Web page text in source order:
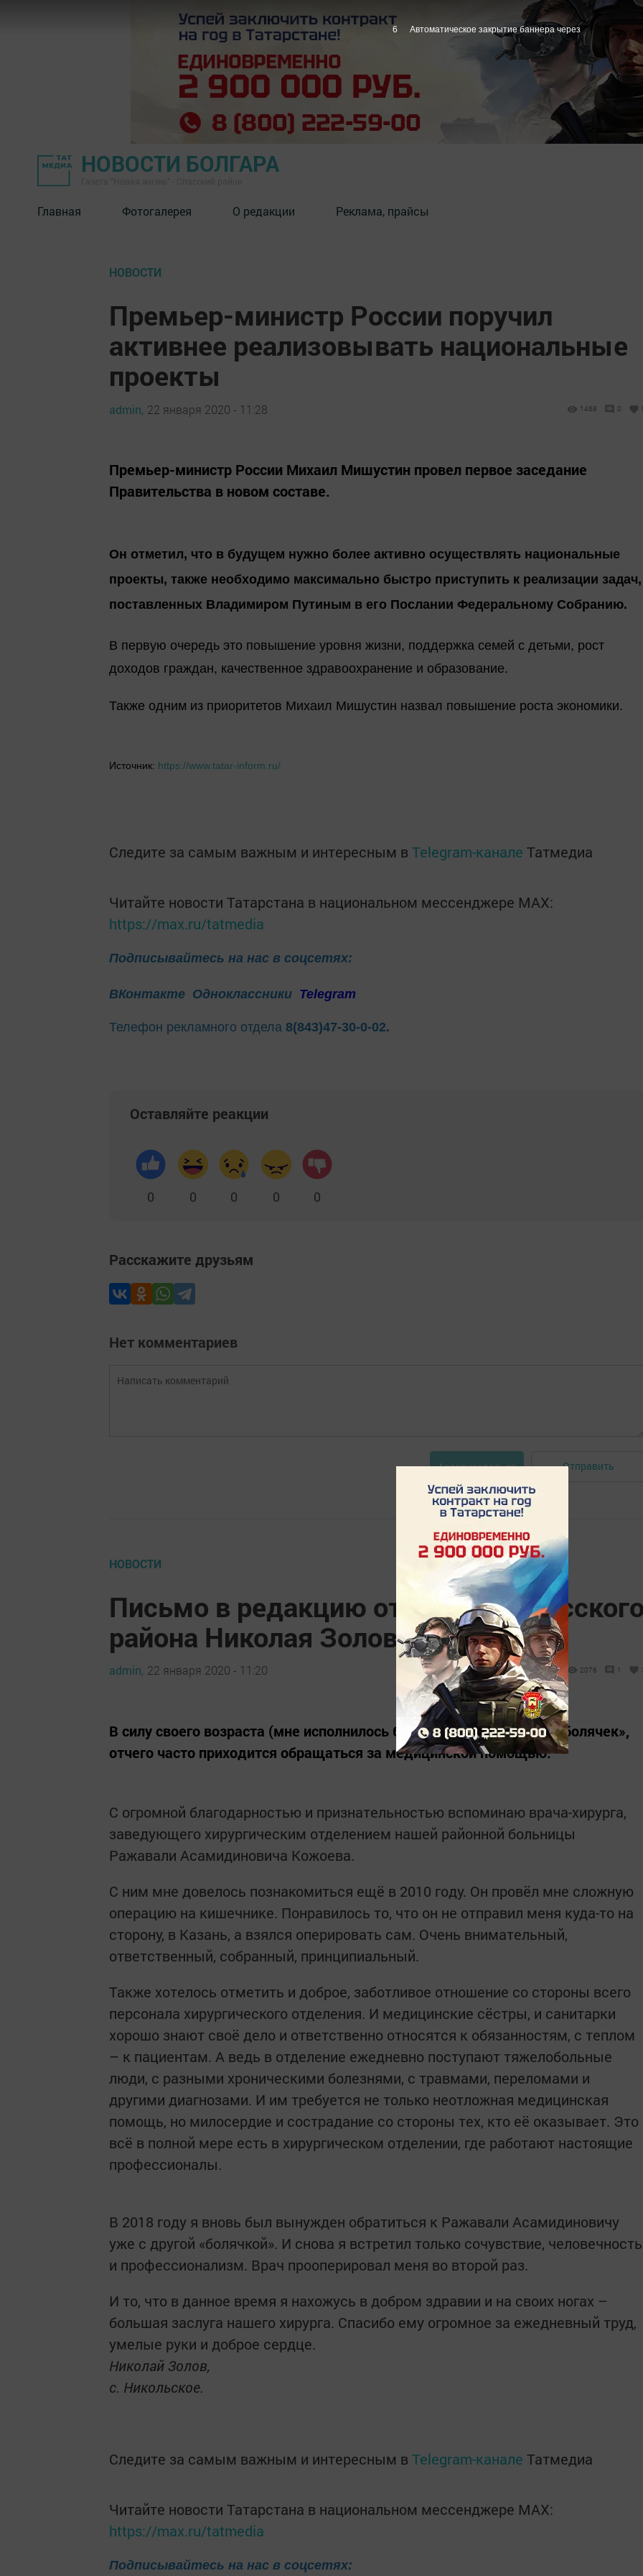
НОВОСТИ БОЛГАРА
Главная Фотогалерея О редакции Реклама, прайсы
НОВОСТИ
Премьер-министр России поручил
активнее реализовывать национальные
проекты
admin, 22 января 2020 - 11:28 1468 0
Премьер-министр России Михаил Мишустин провел первое заседание
Правительства в новом составе.
Он отметил, что в будущем нужно более активно осуществлять национальные
проекты, также необходимо максимально быстро приступить к реализации задач,
поставленных Владимиром Путиным в его Послании Федеральному Собранию.
В первую очередь это повышение уровня жизни, поддержка семей с детьми, рост
доходов граждан, качественное здравоохранение и образование.
Также одним из приоритетов Михаил Мишустин назвал повышение роста экономики.
Источник: https://www.tatar-inform.ru/
Следите за самым важным и интересным в Telegram-канале Татмедиа
Читайте новости Татарстана в национальном мессенджере MАХ:
https://max.ru/tatmedia
Подписывайтесь на нас в соцсетях:
ВКонтакте Одноклассники Telegram
Телефон рекламного отдела 8(843)47-30-0-02.
Оставляйте реакции
0 0 0 0 0
Расскажите друзьям
Нет комментариев
Авторизоваться Отправить
НОВОСТИ
Письмо в редакцию от жителя
района Николая Золова
admin, 22 января 2020 - 11:20 2076 1
В силу своего возраста (мне исполнилось 65 лет) накопил немало «болячек»,
отчего часто приходится обращаться за медицинской помощью.
С огромной благодарностью и признательностью вспоминаю врача-хирурга,
заведующего хирургическим отделением нашей районной больницы
Ражавали Асамидиновича Кожоева.
С ним мне довелось познакомиться ещё в 2010 году. Он провёл мне сложную
операцию на кишечнике. Понравилось то, что он не отправил меня куда-то на
сторону, в Казань, а взялся оперировать сам. Очень внимательный,
ответственный, собранный, принципиальный.
Также хотелось отметить и доброе, заботливое отношение со стороны всего
персонала хирургического отделения. И медицинские сёстры, и санитарки
хорошо знают своё дело и ответственно относятся к обязанностям, с теплом
– к пациентам. А ведь в отделение ежедневно поступают тяжелобольные
люди, с разными хроническими болезнями, с травмами, переломами и
другими диагнозами. И им требуется не только неотложная медицинская
помощь, но милосердие и сострадание со стороны тех, кто её оказывает. Это
всё в полной мере есть в хирургическом отделении, где работают настоящие
профессионалы.
В 2018 году я вновь был вынужден обратиться к Ражавали Асамидиновичу
уже с другой «болячкой». И снова я встретил только сочувствие, человечность
и профессионализм. Врач прооперировал меня во второй раз.
И то, что в данное время я нахожусь в добром здравии и на своих ногах –
большая заслуга нашего хирурга. Спасибо ему огромное за ежедневный труд,
умелые руки и доброе сердце.
Николай Золов,
с. Никольское.
Следите за самым важным и интересным в Telegram-канале Татмедиа
Читайте новости Татарстана в национальном мессенджере MАХ:
https://max.ru/tatmedia
Подписывайтесь на нас в соцсетях:
5 Автоматическое закрытие баннера через